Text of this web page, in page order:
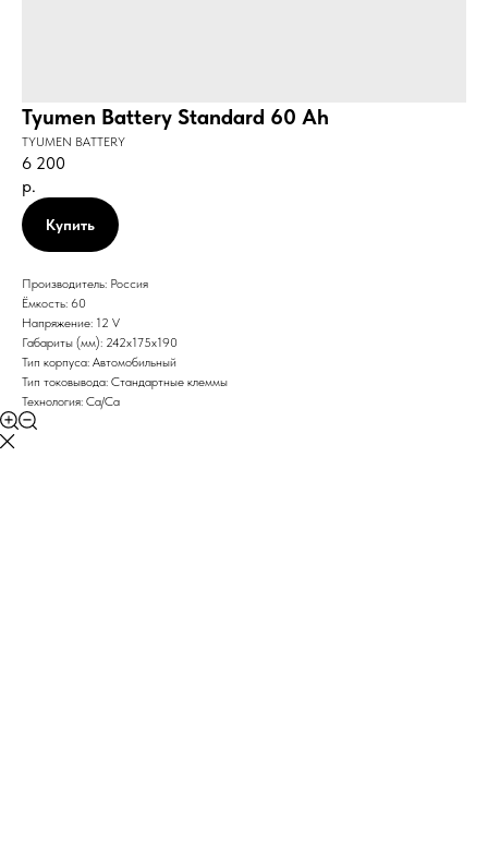
Tyumen Battery Standard 60 Ah
TYUMEN BATTERY
6 200
р.
Купить
Производитель: Россия
Ёмкость: 60
Напряжение: 12 V
Габариты (мм): 242х175х190
Тип корпуса: Автомобильный
Тип токовывода: Стандартные клеммы
Технология: Ca/Ca